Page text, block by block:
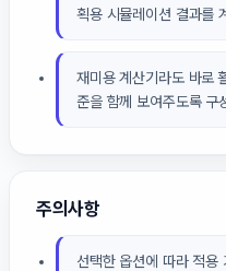
획용 시뮬레이션 결과를
재미용 계산기라도 바로
준을 함께 보여주도록 구
주의사항
선택한 옵션에 따라 적용